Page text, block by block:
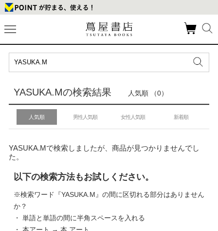
YASUKA.Mの検索結果 人気順 （0）
人気順 男性人気順 女性人気順 新着順
YASUKA.Mで検索しましたが、商品が見つかりませんでし
た。
以下の検索方法もお試しください。
※検索ワード『YASUKA.M』の間に区切れる部分はありません
か？
・ 単語と単語の間に半角スペースを入れる